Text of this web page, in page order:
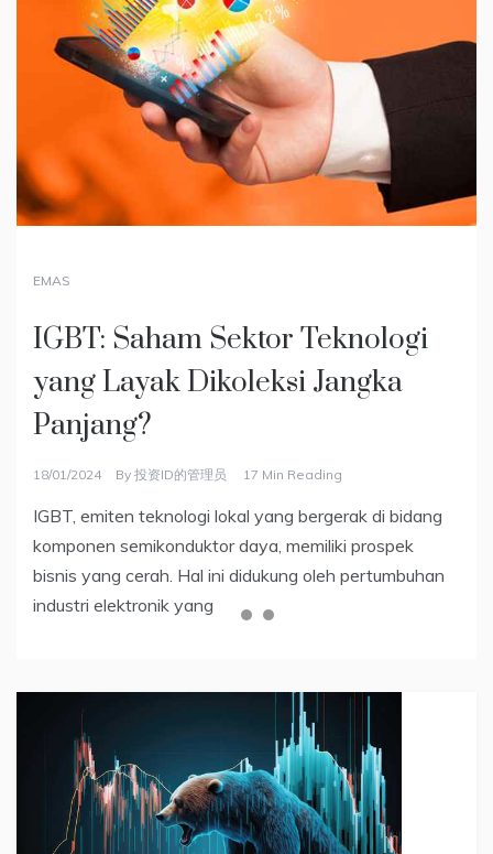
EMAS
IGBT: Saham Sektor Teknologi
yang Layak Dikoleksi Jangka
Panjang?
18/01/2024 By 投资ID的管理员 17 Min Reading
IGBT, emiten teknologi lokal yang bergerak di bidang
komponen semikonduktor daya, memiliki prospek
bisnis yang cerah. Hal ini didukung oleh pertumbuhan
industri elektronik yang
INVESTASI
Mengenal Indeks Dow Jones dan
Prospeknya di Masa Depan
18/01/2024 By投资ID的管理员
Indeks Dow Jones adalah salah satu indeks saham
Dow Jones, ada tiga indeks saham utama lain
INVESTASI
Mengenal Apa Itu Ripple dan
Prediksi Harga XRP di 2024,
Meroket atau Tenggelam?
17/01/2024 By 投资ID的管理员 12 Min Reading
Sepanjang tahun 2023, harga XRP menunjukkan
kinerja yang cukup baik. artikel ini akan menjelaskan
Apa Itu Ripple dan Prediksi Harga XRP di 2024,
Meroket atau Tenggelam?